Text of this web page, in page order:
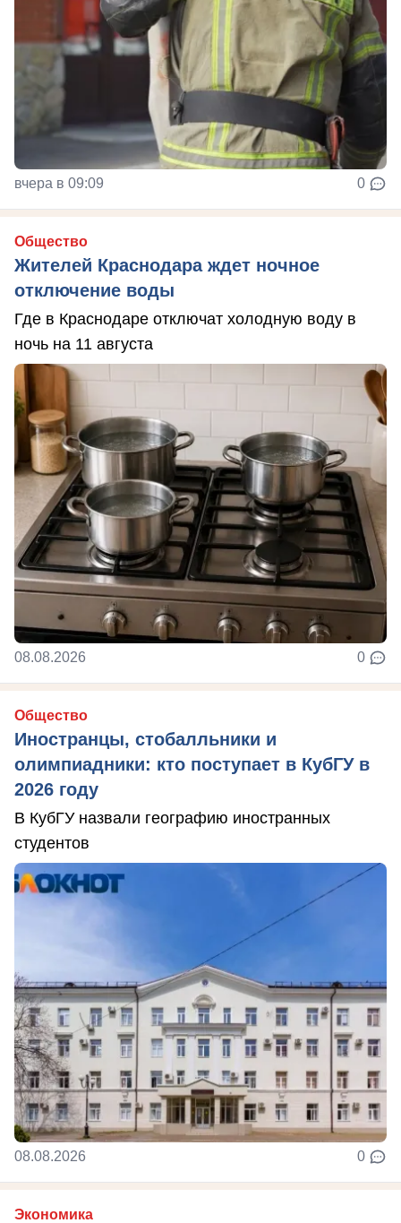
вчера в 09:09 0
Общество
Жителей Краснодара ждет ночное
отключение воды
Где в Краснодаре отключат холодную воду в
ночь на 11 августа
08.08.2026 0
Общество
Иностранцы, стобалльники и
олимпиадники: кто поступает в КубГУ в
2026 году
В КубГУ назвали географию иностранных
студентов
08.08.2026 0
Экономика